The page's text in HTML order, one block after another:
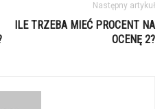
Następny artykuł
ILE TRZEBA MIEĆ PROCENT NA
OCENĘ 2?